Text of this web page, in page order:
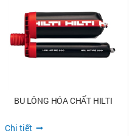
BU LÔNG HÓA CHẤT HILTI
Chi tiết